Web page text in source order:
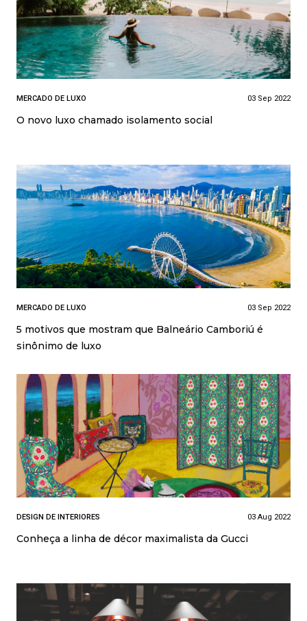
MERCADO DE LUXO 03 Sep 2022
O novo luxo chamado isolamento social
MERCADO DE LUXO 03 Sep 2022
5 motivos que mostram que Balneário Camboriú é
sinônimo de luxo
DESIGN DE INTERIORES 03 Aug 2022
Conheça a linha de décor maximalista da Gucci